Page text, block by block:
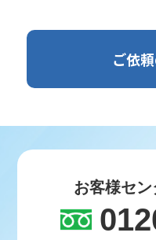
ご依
お客様セ